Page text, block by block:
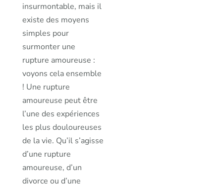
insurmontable, mais il
existe des moyens
simples pour
surmonter une
rupture amoureuse :
voyons cela ensemble
! Une rupture
amoureuse peut être
l’une des expériences
les plus douloureuses
de la vie. Qu’il s’agisse
d’une rupture
amoureuse, d’un
divorce ou d’une